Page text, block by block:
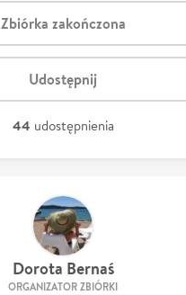
Zbiórka zakończona
Udostępnij
44 udostępnienia
Dorota Bernaś
ORGANIZATOR ZBIÓRKI